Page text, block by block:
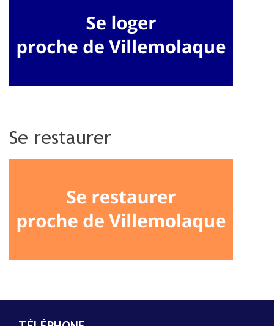
Se restaurer